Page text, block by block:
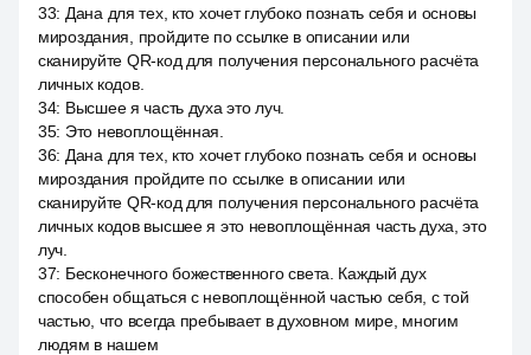
33: Дана для тех, кто хочет глубоко познать себя и основы
мироздания, пройдите по ссылке в описании или
сканируйте QR-код для получения персонального расчёта
личных кодов.
34: Высшее я часть духа это луч.
35: Это невоплощённая.
36: Дана для тех, кто хочет глубоко познать себя и основы
мироздания пройдите по ссылке в описании или
сканируйте QR-код для получения персонального расчёта
личных кодов высшее я это невоплощённая часть духа, это
луч.
37: Бесконечного божественного света. Каждый дух
способен общаться с невоплощённой частью себя, с той
частью, что всегда пребывает в духовном мире, многим
людям в нашем